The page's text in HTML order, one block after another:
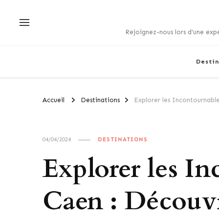
Rejoignez-nous lors d'une
Accueil Destinations Explorer les
04/04/2024 DESTINATIONS
Explorer les
Caen :